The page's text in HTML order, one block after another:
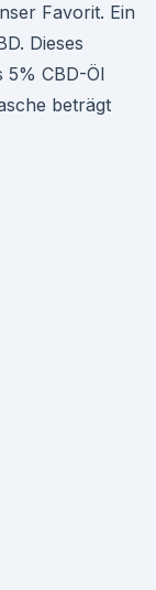
Favorit. Ein
Dieses
5% CBD-Öl
beträgt